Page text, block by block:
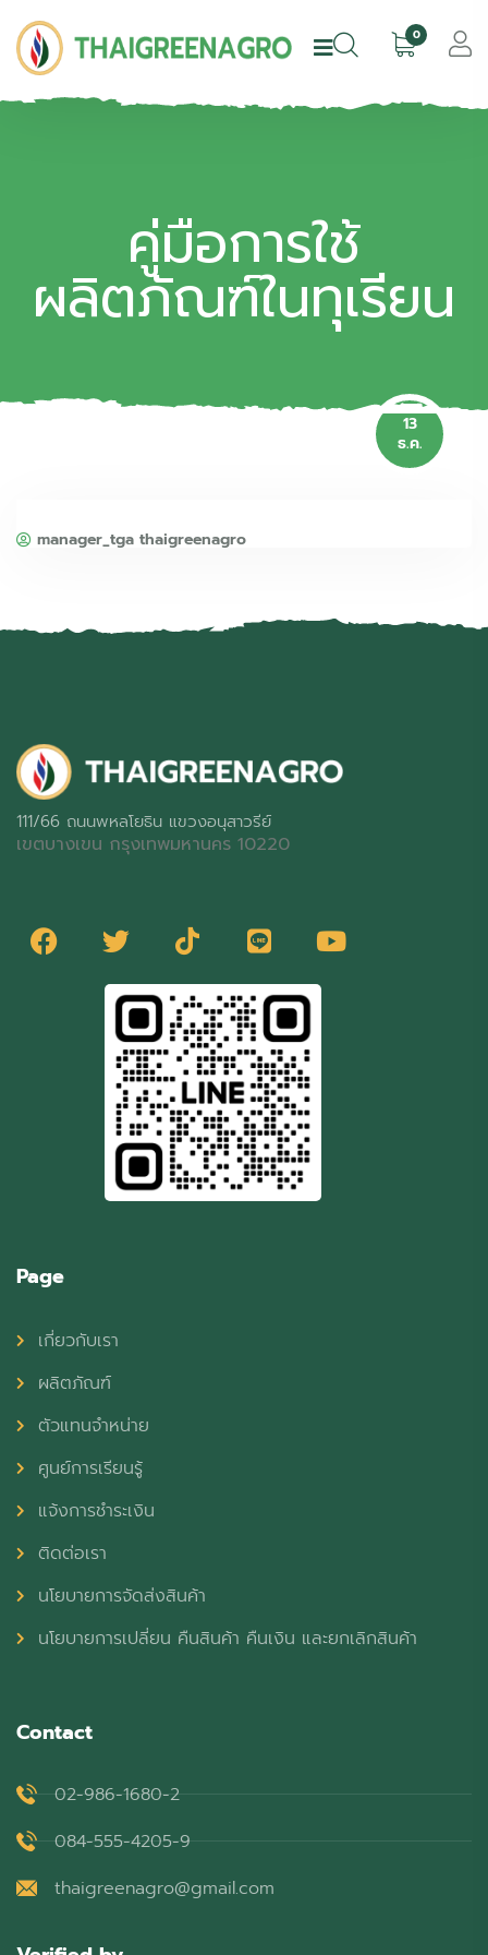
0
คู่มือการใช้
ผลิตภัณฑ์ในทุเรียน
13
ธ.ค.
manager_tga thaigreenagro
111/66 ถนนพหลโยธิน แขวงอนุสาวรีย์
เขตบางเขน กรุงเทพมหานคร 10220
Page
เกี่ยวกับเรา
ผลิตภัณฑ์
ตัวแทนจำหน่าย
ศูนย์การเรียนรู้
แจ้งการชำระเงิน
ติดต่อเรา
นโยบายการจัดส่งสินค้า
นโยบายการเปลี่ยน คืนสินค้า คืนเงิน และยกเลิกสินค้า
Contact
02-986-1680-2
084-555-4205-9
thaigreenagro@gmail.com